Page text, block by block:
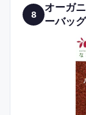
8
オーガ
ーバッ